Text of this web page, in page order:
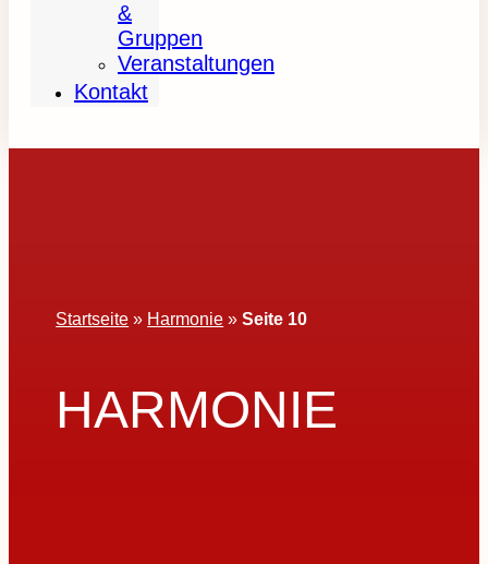
&
Gruppen
Veranstaltungen
Kontakt
Startseite » Harmonie »Seite 10
HARMONIE